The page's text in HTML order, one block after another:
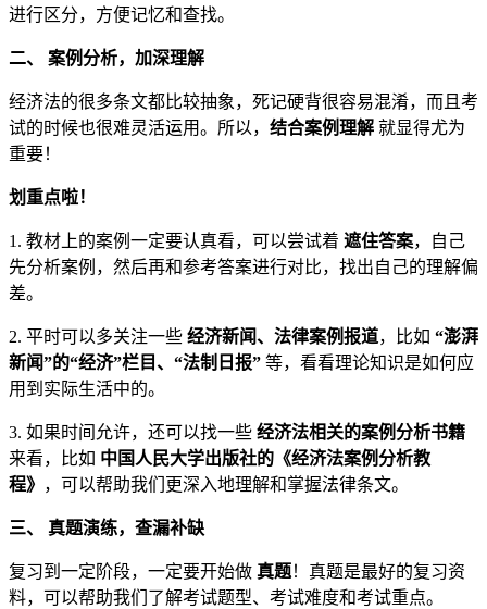
进行区分，方便记忆和查找。
二、 案例分析，加深理解
经济法的很多条文都比较抽象，死记硬背很容易混淆，而且考
试的时候也很难灵活运用。所以， 结合案例理解 就显得尤为
重要！
划重点啦！
1. 教材上的案例一定要认真看，可以尝试着 遮住答案，自己
先分析案例，然后再和参考答案进行对比，找出自己的理解偏
差。
2. 平时可以多关注一些 经济新闻、法律案例报道，比如 “澎湃
新闻”的“经济”栏目、“法制日报” 等，看看理论知识是如何应
用到实际生活中的。
3. 如果时间允许，还可以找一些 经济法相关的案例分析书籍
来看，比如 中国人民大学出版社的《经济法案例分析教
程》 ，可以帮助我们更深入地理解和掌握法律条文。
三、 真题演练，查漏补缺
复习到一定阶段，一定要开始做 真题！真题是最好的复习资
料，可以帮助我们了解考试题型、考试难度和考试重点。